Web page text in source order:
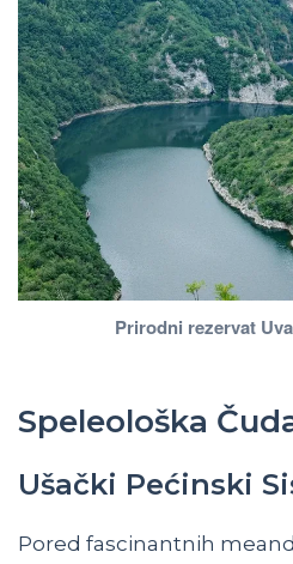
Prirodni rezervat
Speleološka
Ušački Pećinski
Pored fascinantnih